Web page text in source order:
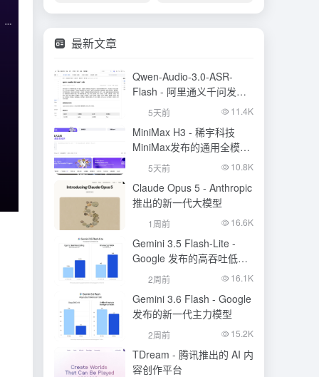
最新文章
Qwen-Audio-3.0-ASR-
Flash - 阿里通义千问发布
的语音识别大模型
5天前 11.4K
MiniMax H3 - 稀宇科技
MiniMax发布的通用全模态
生成模型
5天前 10.8K
Claude Opus 5 - Anthropic
推出的新一代大模型
1周前 16.6K
Gemini 3.5 Flash-Lite -
Google 发布的高吞吐低成
本模型
2周前 16.1K
Gemini 3.6 Flash - Google
发布的新一代主力模型
2周前 15.2K
TDream - 腾讯推出的 AI 内
容创作平台